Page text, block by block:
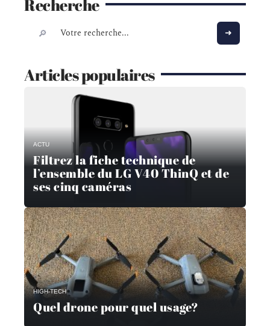
Recherche
Articles populaires
ACTU
Filtrez la fiche technique de
l’ensemble du LG V40 ThinQ et de
ses cinq caméras
HIGH-TECH
Quel drone pour quel usage?